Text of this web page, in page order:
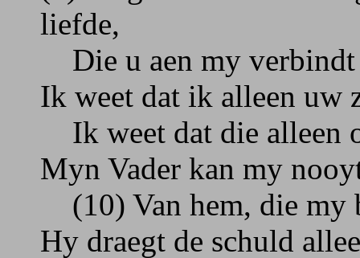
liefde,
Die u aen my verbindt
Ik weet dat ik alleen uw
Ik weet dat die alleen
Myn Vader kan my
(10) Van hem, die my
Hy draegt de schuld